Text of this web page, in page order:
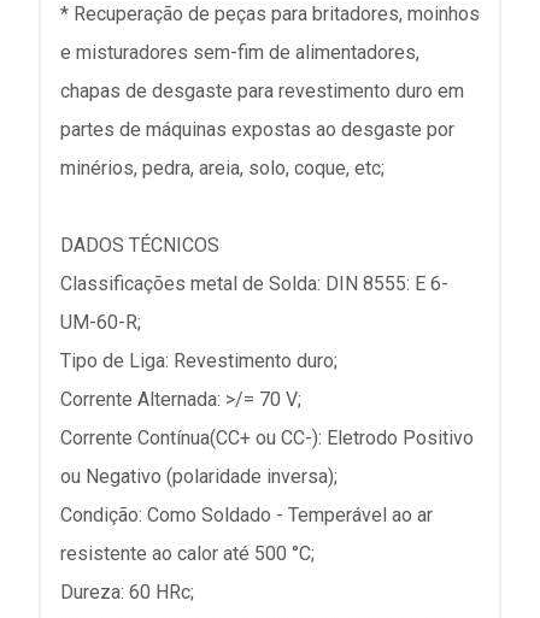
* Recuperação de peças para britadores, moinhos
e misturadores sem-fim de alimentadores,
chapas de desgaste para revestimento duro em
partes de máquinas expostas ao desgaste por
minérios, pedra, areia, solo, coque, etc;
DADOS TÉCNICOS
Classificações metal de Solda: DIN 8555: E 6-
UM-60-R;
Tipo de Liga: Revestimento duro;
Corrente Alternada: >/= 70 V;
Corrente Contínua(CC+ ou CC-): Eletrodo Positivo
ou Negativo (polaridade inversa);
Condição: Como Soldado - Temperável ao ar
resistente ao calor até 500 °C;
Dureza: 60 HRc;